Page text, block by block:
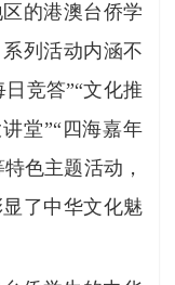
的港澳台侨学
列活动内涵不
竞答”“文化推
堂”“四海嘉年
色主题活动，
了中华文化魅